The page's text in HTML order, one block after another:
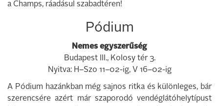
a Champs, ráadásul szabadtéren!
Pódium
Nemes egyszerűség
Budapest III., Kolosy tér 3.
Nyitva: H–Szo 11–02-ig, V 16–02-ig
A Pódium hazánkban még sajnos ritka és különleges, bár
szerencsére azért már szaporodó vendéglátóhelytípust